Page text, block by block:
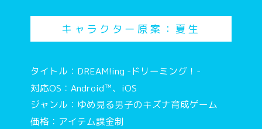
キャラクター原案：夏生
タイトル：DREAM!ing -ドリーミング！-
対応OS：Android™、iOS
ジャンル：ゆめ見る男子のキズナ育成ゲーム
価格：アイテム課金制